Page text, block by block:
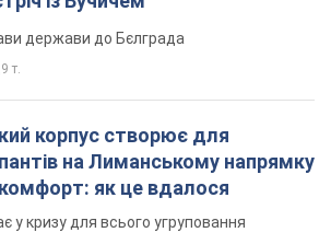
держави до Бєлграда
т.
корпус створює для
на Лиманському напрямку
як це вдалося
у кризу для всього угруповання